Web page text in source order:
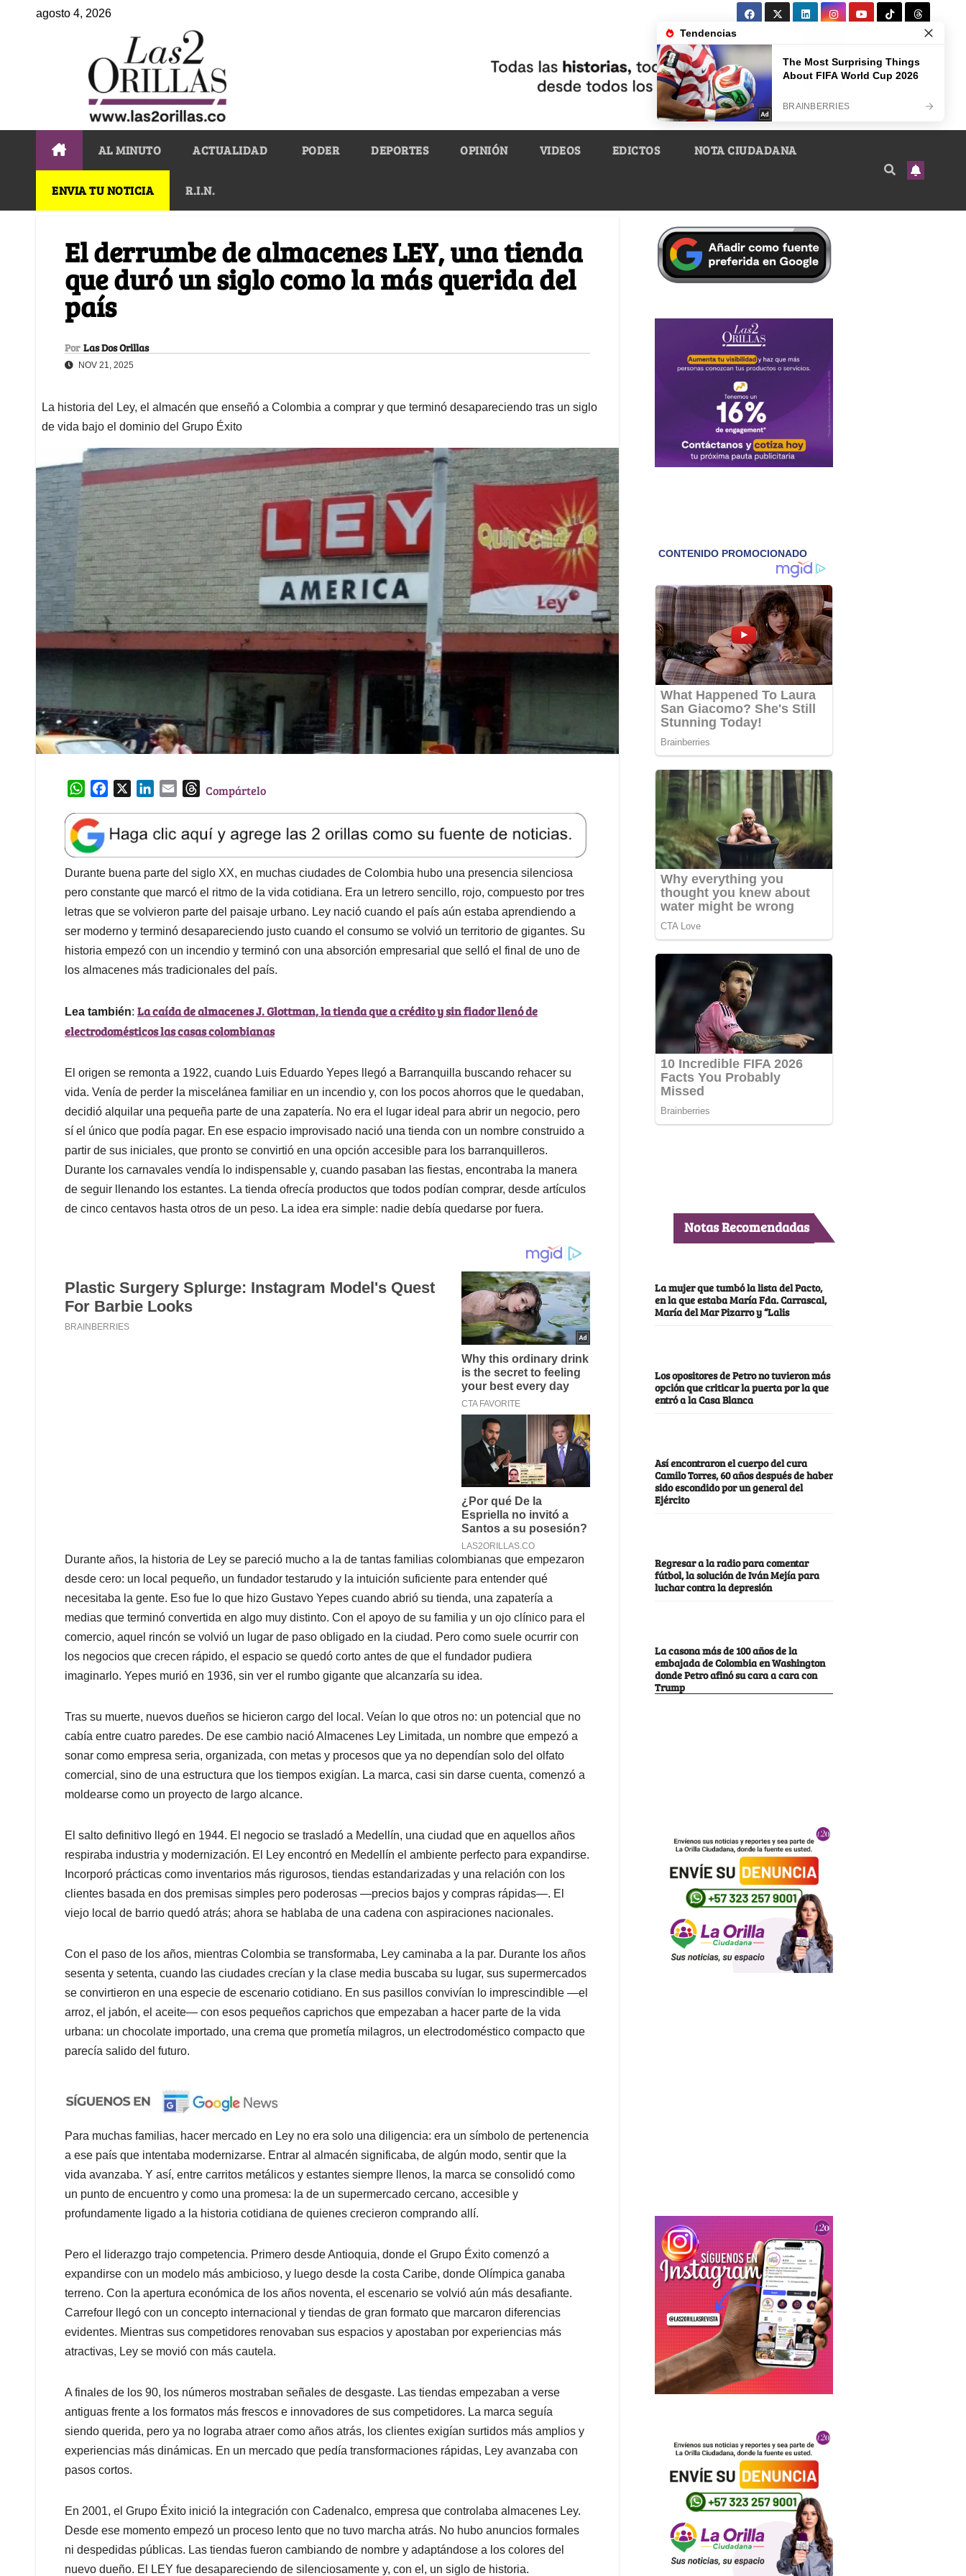
agosto 4, 2026
AL MINUTO ACTUALIDAD PODER DEPORTES OPINIÓN VIDEOS EDICTOS NOTA CIUDADANA
ENVIA TU NOTICIA R.I.N.
El derrumbe de almacenes LEY, una tienda
que duró un siglo como la más querida del
país
Por Las Dos Orillas
NOV 21, 2025
La historia del Ley, el almacén que enseñó a Colombia a comprar y que terminó desapareciendo tras un siglo
de vida bajo el dominio del Grupo Éxito
W
a
t
s
A
p
p
e
b
o
o
k
k
e
d
I
n
l
T
e
a
d
s
Compártelo
Durante buena parte del siglo XX, en muchas ciudades de Colombia hubo una presencia silenciosa
pero constante que marcó el ritmo de la vida cotidiana. Era un letrero sencillo, rojo, compuesto por tres
letras que se volvieron parte del paisaje urbano. Ley nació cuando el país aún estaba aprendiendo a
ser moderno y terminó desapareciendo justo cuando el consumo se volvió un territorio de gigantes. Su
historia empezó con un incendio y terminó con una absorción empresarial que selló el final de uno de
los almacenes más tradicionales del país.
Lea también: La caída de almacenes J. Glottman, la tienda que a crédito y sin fiador llenó de
electrodomésticos las casas colombianas
El origen se remonta a 1922, cuando Luis Eduardo Yepes llegó a Barranquilla buscando rehacer su
vida. Venía de perder la miscelánea familiar en un incendio y, con los pocos ahorros que le quedaban,
decidió alquilar una pequeña parte de una zapatería. No era el lugar ideal para abrir un negocio, pero
sí el único que podía pagar. En ese espacio improvisado nació una tienda con un nombre construido a
partir de sus iniciales, que pronto se convirtió en una opción accesible para los barranquilleros.
Durante los carnavales vendía lo indispensable y, cuando pasaban las fiestas, encontraba la manera
de seguir llenando los estantes. La tienda ofrecía productos que todos podían comprar, desde artículos
de cinco centavos hasta otros de un peso. La idea era simple: nadie debía quedarse por fuera.
Durante años, la historia de Ley se pareció mucho a la de tantas familias colombianas que empezaron
desde cero: un local pequeño, un fundador testarudo y la intuición suficiente para entender qué
necesitaba la gente. Eso fue lo que hizo Gustavo Yepes cuando abrió su tienda, una zapatería a
medias que terminó convertida en algo muy distinto. Con el apoyo de su familia y un ojo clínico para el
comercio, aquel rincón se volvió un lugar de paso obligado en la ciudad. Pero como suele ocurrir con
los negocios que crecen rápido, el espacio se quedó corto antes de que el fundador pudiera
imaginarlo. Yepes murió en 1936, sin ver el rumbo gigante que alcanzaría su idea.
Tras su muerte, nuevos dueños se hicieron cargo del local. Veían lo que otros no: un potencial que no
cabía entre cuatro paredes. De ese cambio nació Almacenes Ley Limitada, un nombre que empezó a
sonar como empresa seria, organizada, con metas y procesos que ya no dependían solo del olfato
comercial, sino de una estructura que los tiempos exigían. La marca, casi sin darse cuenta, comenzó a
moldearse como un proyecto de largo alcance.
El salto definitivo llegó en 1944. El negocio se trasladó a Medellín, una ciudad que en aquellos años
respiraba industria y modernización. El Ley encontró en Medellín el ambiente perfecto para expandirse.
Incorporó prácticas como inventarios más rigurosos, tiendas estandarizadas y una relación con los
clientes basada en dos premisas simples pero poderosas —precios bajos y compras rápidas—. El
viejo local de barrio quedó atrás; ahora se hablaba de una cadena con aspiraciones nacionales.
Con el paso de los años, mientras Colombia se transformaba, Ley caminaba a la par. Durante los años
sesenta y setenta, cuando las ciudades crecían y la clase media buscaba su lugar, sus supermercados
se convirtieron en una especie de escenario cotidiano. En sus pasillos convivían lo imprescindible —el
arroz, el jabón, el aceite— con esos pequeños caprichos que empezaban a hacer parte de la vida
urbana: un chocolate importado, una crema que prometía milagros, un electrodoméstico compacto que
parecía salido del futuro.
Para muchas familias, hacer mercado en Ley no era solo una diligencia: era un símbolo de pertenencia
a ese país que intentaba modernizarse. Entrar al almacén significaba, de algún modo, sentir que la
vida avanzaba. Y así, entre carritos metálicos y estantes siempre llenos, la marca se consolidó como
un punto de encuentro y como una promesa: la de un supermercado cercano, accesible y
profundamente ligado a la historia cotidiana de quienes crecieron comprando allí.
Pero el liderazgo trajo competencia. Primero desde Antioquia, donde el Grupo Éxito comenzó a
expandirse con un modelo más ambicioso, y luego desde la costa Caribe, donde Olímpica ganaba
terreno. Con la apertura económica de los años noventa, el escenario se volvió aún más desafiante.
Carrefour llegó con un concepto internacional y tiendas de gran formato que marcaron diferencias
evidentes. Mientras sus competidores renovaban sus espacios y apostaban por experiencias más
atractivas, Ley se movió con más cautela.
A finales de los 90, los números mostraban señales de desgaste. Las tiendas empezaban a verse
antiguas frente a los formatos más frescos e innovadores de sus competidores. La marca seguía
siendo querida, pero ya no lograba atraer como años atrás, los clientes exigían surtidos más amplios y
experiencias más dinámicas. En un mercado que pedía transformaciones rápidas, Ley avanzaba con
pasos cortos.
En 2001, el Grupo Éxito inició la integración con Cadenalco, empresa que controlaba almacenes Ley.
Desde ese momento empezó un proceso lento que no tuvo marcha atrás. No hubo anuncios formales
ni despedidas públicas. Las tiendas fueron cambiando de nombre y adaptándose a los colores del
nuevo dueño. El LEY fue desapareciendo de silenciosamente y, con el, un siglo de historia.
Notas Recomendadas
La mujer que tumbó la lista del Pacto,
en la que estaba María Fda. Carrascal,
María del Mar Pizarro y “Lalis
Los opositores de Petro no tuvieron más
opción que criticar la puerta por la que
entró a la Casa Blanca
Así encontraron el cuerpo del cura
Camilo Torres, 60 años después de haber
sido escondido por un general del
Ejército
Regresar a la radio para comentar
fútbol, la solución de Iván Mejía para
luchar contra la depresión
La casona más de 100 años de la
embajada de Colombia en Washington
donde Petro afinó su cara a cara con
Trump